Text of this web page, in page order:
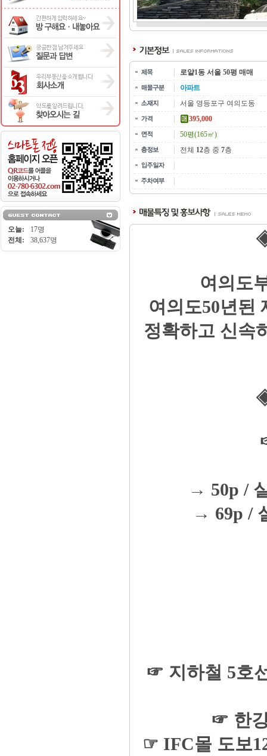
오늘:
17명
전체:
38,637명
로얄1동 서울 50평 매매
아파트
서울 영등포구 여의도동
395,000
50평(165㎡)
전체 12층 중 7층
여의도
여의도50년된
정확하고 신속
→ 50p /
→ 69p /
☞ 지하철 5호
☞ 한
☞ IFC몰 도보